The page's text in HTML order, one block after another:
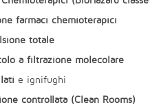
farmaci chemioterapici
totale
a filtrazione molecolare
e ignifughi
controllata (Clean Rooms)